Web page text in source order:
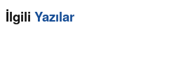
İlgili Yazılar